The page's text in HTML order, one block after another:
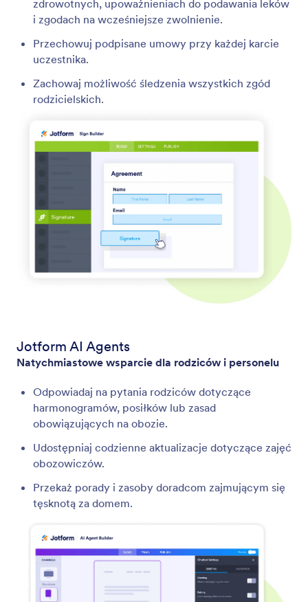
zdrowotnych, upoważnieniach do podawania leków
i zgodach na wcześniejsze zwolnienie.
Przechowuj podpisane umowy przy każdej karcie
uczestnika.
Zachowaj możliwość śledzenia wszystkich zgód
rodzicielskich.
Jotform AI Agents
Natychmiastowe wsparcie dla rodziców i personelu
Odpowiadaj na pytania rodziców dotyczące
harmonogramów, posiłków lub zasad
obowiązujących na obozie.
Udostępniaj codzienne aktualizacje dotyczące zajęć
obozowiczów.
Przekaż porady i zasoby doradcom zajmującym się
tęsknotą za domem.